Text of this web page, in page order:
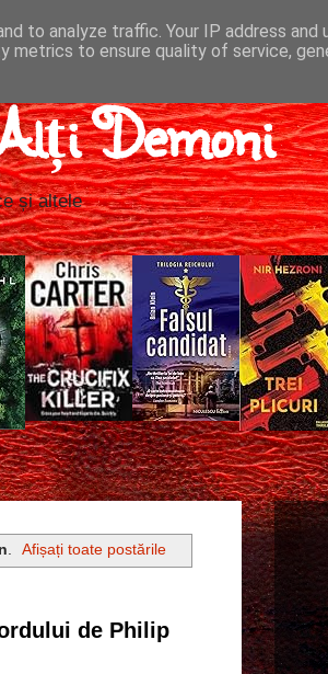
Demoni
și altele
. Afișați toate postările
de Philip
to analyze traffic. Your IP address and
metrics to ensure quality of service,